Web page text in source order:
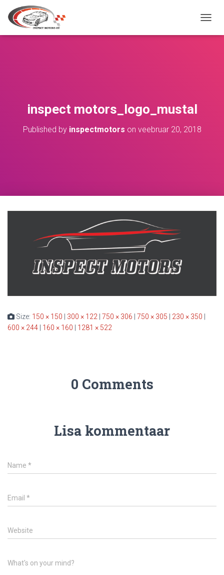
inspect motors_logo_mustal
Published by inspectmotors on veebruar 20, 2018
Size: 150 × 150 300 × 122 750 × 306 750 × 305 230 × 350
600 × 244
160 × 160 1281 × 522
0 Comments
Lisa kommentaar
Name *
Email *
Website
What's on your mind?